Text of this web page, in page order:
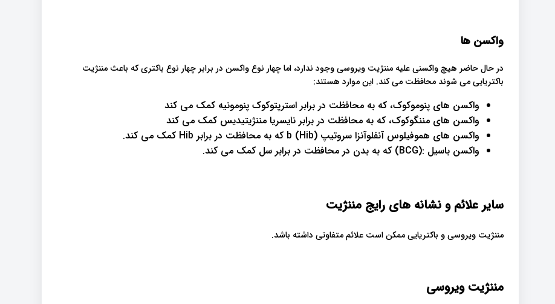
واکسن ها
در حال حاضر هیچ واکسنی علیه مننژیت ویروسی وجود ندارد، اما چهار نوع واکسن در برابر چهار نوع باکتری که باعث مننژیت
باکتریایی می شوند محافظت می کند. این موارد هستند:
واکسن های پنوموکوک، که به محافظت در برابر استرپتوکوک پنومونیه کمک می کند
واکسن های مننگوکوک، که به محافظت در برابر نایسریا مننژیتیدیس کمک می کند
واکسن های هموفیلوس آنفلوآنزا سروتیپ b (Hib) که به محافظت در برابر Hib کمک می کند.
واکسن باسیل :(BCG) که به بدن در محافظت در برابر سل کمک می کند.
سایر علائم و نشانه های رایج مننژیت
مننژیت ویروسی و باکتریایی ممکن است علائم متفاوتی داشته باشد.
مننژیت ویروسی